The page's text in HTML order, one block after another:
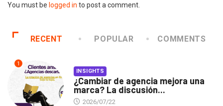
You must be logged in to post a comment.
RECENT POPULAR COMMENTS
1
INSIGHTS
¿Cambiar de agencia mejora una
marca? La discusión...
2026/07/22